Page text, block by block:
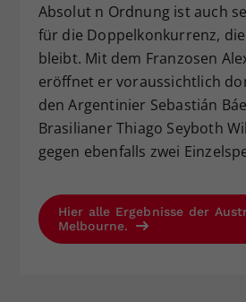
Absolut n Ordnung ist auch
für die Doppelkonkurrenz,
bleibt. Mit dem Franzosen
eröffnet er voraussichtlich
den Argentinier Sebastián
Brasilianer Thiago Seyboth
gegen ebenfalls zwei
Hier alle Ergebnisse der
Melbourne.